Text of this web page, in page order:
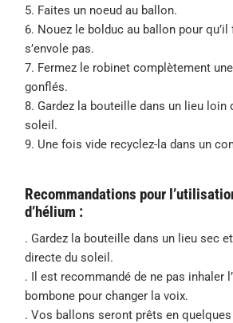
5. Faites un noeud au ballon.
6. Nouez le bolduc au ballon pour
s’envole pas.
7. Fermez le robinet complètement
gonflés.
8. Gardez la bouteille dans un lieu loin
soleil.
9. Une fois vide recyclez-la dans un
Recommandations pour
d’hélium :
. Gardez la bouteille dans un lieu sec
directe du soleil.
. Il est recommandé de ne pas inhaler
bombone pour changer la voix.
. Vos ballons seront prêts en